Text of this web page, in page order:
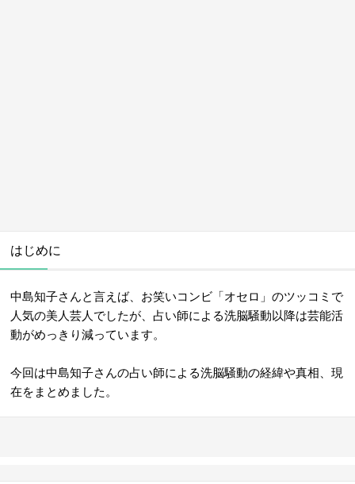
はじめに
中島知子さんと言えば、お笑いコンビ「オセロ」のツッコミで
人気の美人芸人でしたが、占い師による洗脳騒動以降は芸能活
動がめっきり減っています。
今回は中島知子さんの占い師による洗脳騒動の経緯や真相、現
在をまとめました。